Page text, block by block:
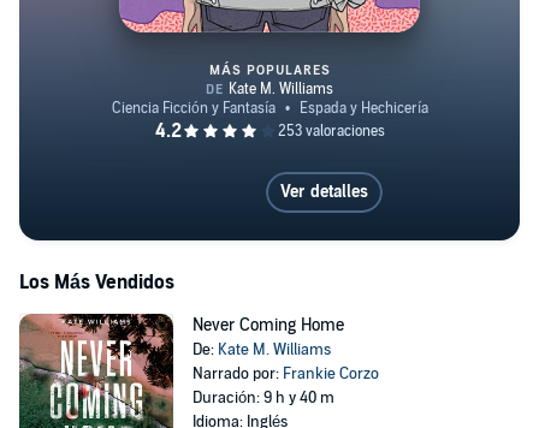
The Babysitters Coven
MÁS POPULARES
Ver detalles
Los Más Vendidos
Never Coming Home
De: Kate M. Williams
Narrado por: Frankie Corzo
Duración: 9 h y 40 m
Idioma: Inglés